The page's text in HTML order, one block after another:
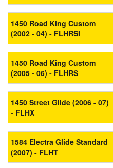
1450 Road King Custom
(2002 - 04) - FLHRSI
1450 Road King Custom
(2005 - 06) - FLHRS
1450 Street Glide (2006 - 07)
- FLHX
1584 Electra Glide Standard
(2007) - FLHT